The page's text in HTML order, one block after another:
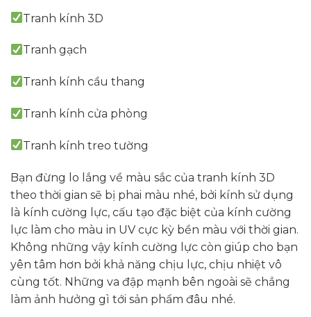
Tranh kính 3D
Tranh gạch
Tranh kính cầu thang
Tranh kính cửa phòng
Tranh kính treo tường
Bạn đừng lo lắng về màu sắc của tranh kính 3D
theo thời gian sẽ bị phai màu nhé, bởi kính sử dụng
là kính cường lực, cấu tạo đặc biệt của kính cường
lực làm cho màu in UV cực kỳ bền màu với thời gian.
Không những vậy kính cường lực còn giúp cho bạn
yên tâm hơn bởi khả năng chịu lực, chịu nhiệt vô
cùng tốt. Những va đập mạnh bên ngoài sẽ chẳng
làm ảnh hưởng gì tới sản phẩm đâu nhé.